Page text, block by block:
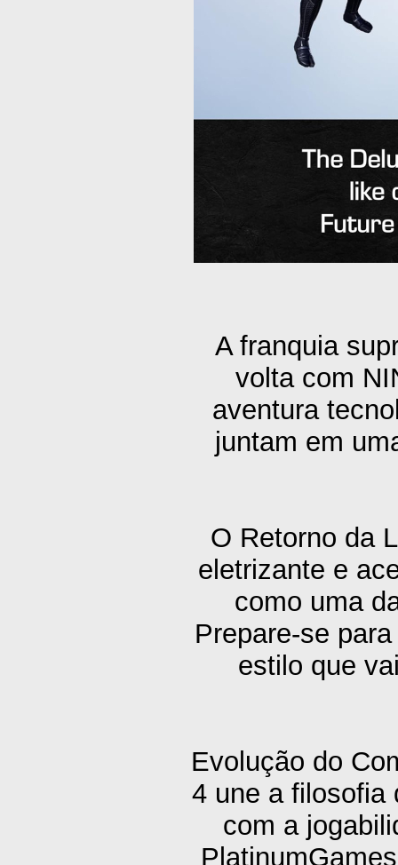
A franquia
volta com
aventura
juntam em
O Retorno da
eletrizante e
como uma
Prepare-se
estilo que
Evolução do
4 une a filosofia
com a